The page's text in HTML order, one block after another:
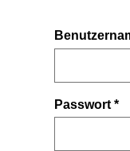
Passwort*